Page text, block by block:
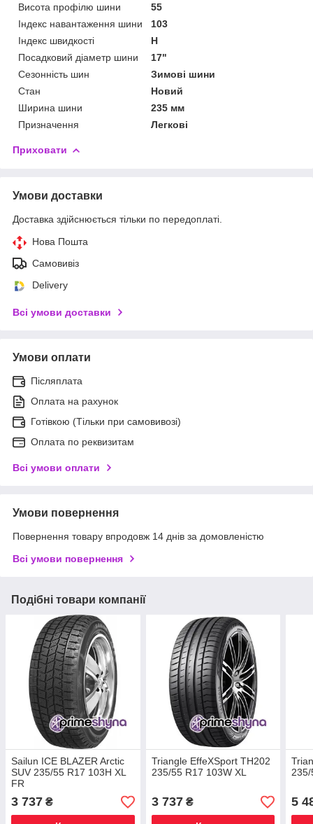
Висота профілю шини
55
Індекс навантаження шини
103
Індекс швидкості
H
Посадковий діаметр шини
17"
Сезонність шин
Зимові шини
Стан
Новий
Ширина шини
235 мм
Призначення
Легкові
Приховати
Умови доставки
Доставка здійснюється тільки по передоплаті.
Нова Пошта
Самовивіз
Delivery
Всі умови доставки
Умови оплати
Післяплата
Оплата на рахунок
Готівкою (Тільки при самовивозі)
Оплата по реквизитам
Всі умови оплати
Умови повернення
Повернення товару впродовж 14 днів за домовленістю
Всі умови повернення
Подібні товари компанії
Sailun ICE BLAZER Arctic
SUV 235/55 R17 103H XL
FR
3 737 ₴
Triangle EffeXSport TH202
235/55 R17 103W XL
3 737₴
235/
5